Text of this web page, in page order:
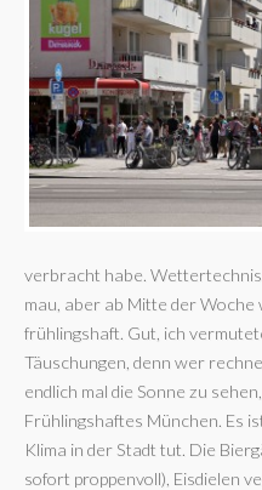
verbracht habe.
mau, aber ab Mitte der
frühlingshaft. Gut, ich
Täuschungen, denn wer
endlich mal die Sonne zu
Frühlingshaftes München. Es
Klima in der Stadt tut. Die
sofort proppenvoll), Eisdielen